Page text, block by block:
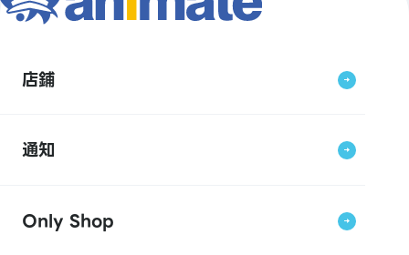
店鋪
通知
Only Shop